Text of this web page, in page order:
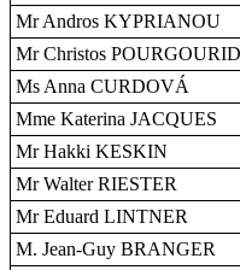
Mr Andros KYPRIANOU
Mr Christos
Ms Anna CURDOVÁ
Mme Katerina JACQUES
Mr Hakki KESKIN
Mr Walter RIESTER
Mr Eduard LINTNER
M. Jean-Guy BRANGER